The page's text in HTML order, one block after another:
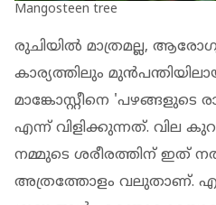
Mangosteen tree
രുചിയിൽ മാത്രമല്ല,
കാര്യത്തിലും
മാങ്കോസ്റ്റീനെ 'പഴങ്ങളുടെ
എന്ന് വിളിക്കുന്നത്. വില
നമ്മുടെ ശരീരത്തിന്
അത്രത്തോളം വലുതാണ്.